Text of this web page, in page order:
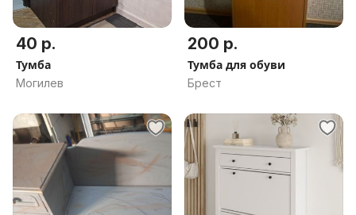
40 р.
Тумба
Могилев
200 р.
Тумба для обуви
Брест